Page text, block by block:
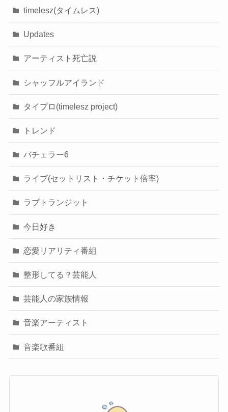
timelesz(タイムレス)
Updates
アーティスト死亡説
シャッフルアイランド
タイプロ(timelesz project)
トレンド
バチェラー6
ライブ(セットリスト・チケット倍率)
ラブトランジット
今日好き
恋愛リアリティ番組
整形してる？芸能人
芸能人の家族情報
音楽アーティスト
音楽歌番組